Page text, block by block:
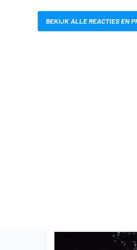
BEKIJK ALLE REACTIES EN